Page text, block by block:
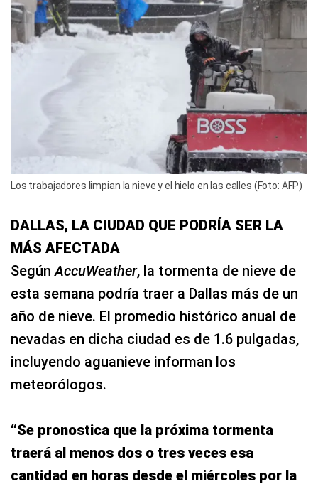
Los trabajadores limpian la nieve y el hielo en las calles (Foto: AFP)
DALLAS, LA CIUDAD QUE PODRÍA SER LA
MÁS AFECTADA
SegúnAccuWeather, la tormenta de nieve de
esta semana podría traer a Dallas más de un
año de nieve. El promedio histórico anual de
nevadas en dicha ciudad es de 1.6 pulgadas,
incluyendo aguanieve informan los
meteorólogos.
“Se pronostica que la próxima tormenta
traerá al menos dos o tres veces esa
cantidad en horas desde el miércoles por la